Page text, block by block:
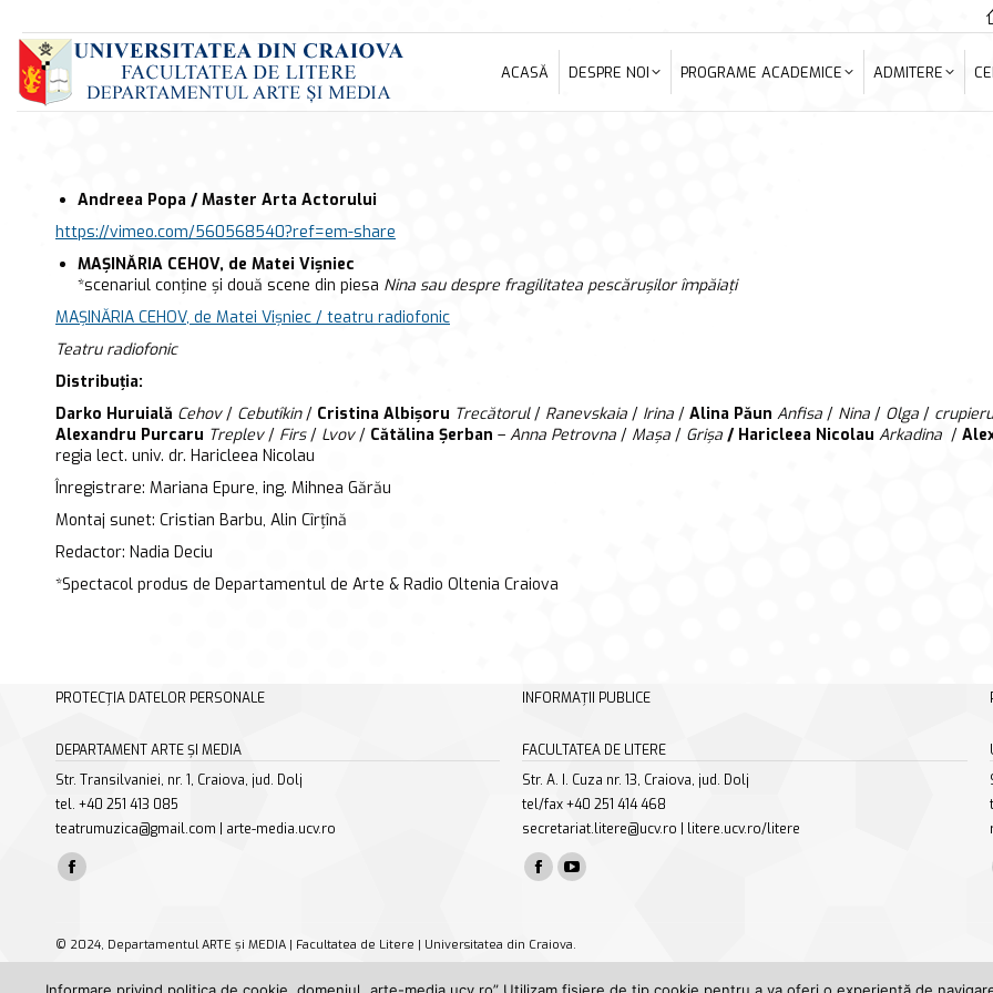
ACASĂ DESPRE NOI PROGRAME ACADEMICE ADMITERE
Andreea Popa / Master Arta Actorului
https://vimeo.com/560568540?ref=em-share
MAȘINĂRIA CEHOV, de Matei Vișniec
*scenariul conține și două scene din piesa Nina sau despre fragilitatea pescărușilor împăiați
MAȘINĂRIA CEHOV, de Matei Vișniec / teatru radiofonic
Teatru radiofonic
Distribuția:
Darko Huruială Cehov/ Cebutîkin/ Cristina Albișoru Trecătorul/ Ranevskaia / Irina / Alina Păun Anfisa / Nina / Olga /
Alexandru Purcaru Treplev/ Firs/ Lvov/ Cătălina Șerban – Anna Petrovna / Mașa / Grișa / Haricleea Nicolau Arkadina /
regia lect. univ. dr. Haricleea Nicolau
Înregistrare: Mariana Epure, ing. Mihnea Gărău
Montaj sunet: Cristian Barbu, Alin Cîrțînă
Redactor: Nadia Deciu
*Spectacol produs de Departamentul de Arte & Radio Oltenia Craiova
PROTECȚIA DATELOR PERSONALE INFORMAȚII PUBLICE
DEPARTAMENT ARTE ȘI MEDIA
Str. Transilvaniei, nr. 1, Craiova, jud. Dolj
tel. +40 251 413 085
teatrumuzica@gmail.com | arte-media.ucv.ro
Find us on:
Facebook
opens
in
FACULTATEA DE LITERE
Str. A. I. Cuza nr. 13, Craiova, jud. Dolj
tel/fax +40 251 414 468
secretariat.litere@ucv.ro | litere.ucv.ro/litere
Find us on:
Facebook
opens
in
YouTube
in
© 2024, Departamentul ARTE și MEDIA | Facultatea de Litere | Universitatea din Craiova.
ACASĂ DESPRE NOI PROGRAME ACADEMICE ADMITERE